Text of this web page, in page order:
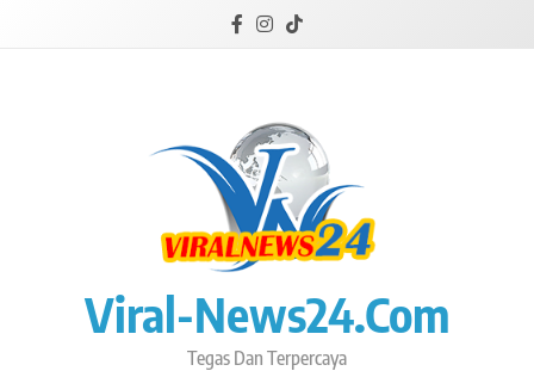
Viral-News24.com
Tegas Dan Terpercaya